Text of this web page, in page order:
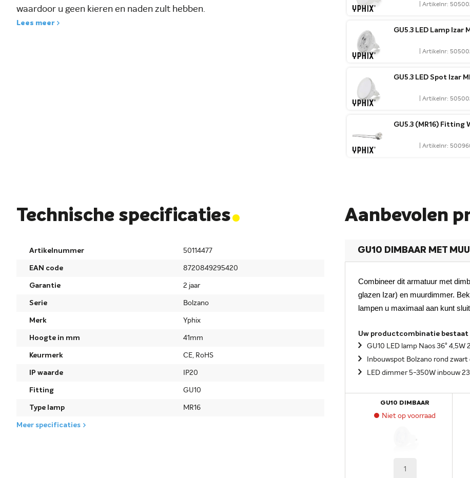
waardoor u geen kieren en naden zult hebben.
Lees meer
| Artikelnr:
GU5.3 LED Lamp Izar
| Artikelnr:
GU5.3 LED Spot Izar
| Artikelnr:
GU5.3 (MR16) Fitting
| Artikelnr:
Technische specificaties.
Artikelnummer 50114477
EAN code 8720849295420
Garantie 2 jaar
Serie Bolzano
Merk Yphix
Hoogte in mm 41mm
Keurmerk CE, RoHS
IP waarde IP20
Fitting GU10
Type lamp MR16
Meer specificaties
Aanbevolen
GU10 DIMBAAR MET
Combineer dit armatuur met
glazen Izar) en muurdimmer.
lampen u maximaal aan kunt
Uw productcombinatie bestaat
GU10 LED lamp Naos 36° 4,5W
Inbouwspot Bolzano rond
LED dimmer 5-350W inbouw
GU10 DIMBAAR
Niet op voorraad
1